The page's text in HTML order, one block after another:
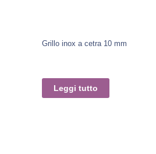
Grillo inox a cetra 10 mm
Leggi tutto